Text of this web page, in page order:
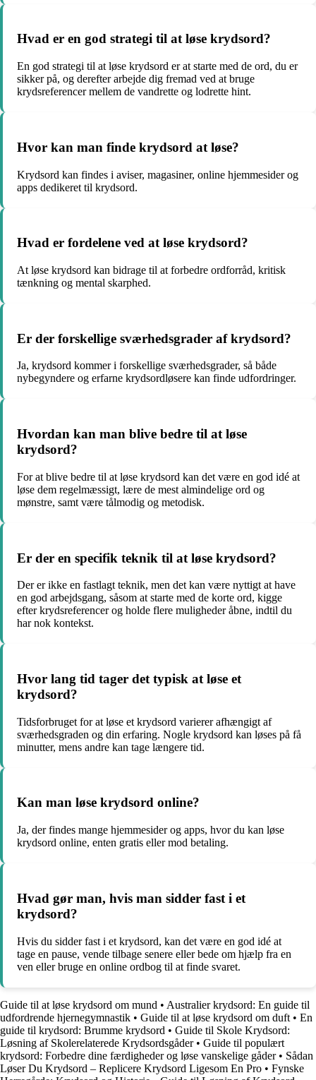
Hvad er en god strategi til at løse krydsord?
En god strategi til at løse krydsord er at starte med de ord, du er
sikker på, og derefter arbejde dig fremad ved at bruge
krydsreferencer mellem de vandrette og lodrette hint.
Hvor kan man finde krydsord at løse?
Krydsord kan findes i aviser, magasiner, online hjemmesider og
apps dedikeret til krydsord.
Hvad er fordelene ved at løse krydsord?
At løse krydsord kan bidrage til at forbedre ordforråd, kritisk
tænkning og mental skarphed.
Er der forskellige sværhedsgrader af krydsord?
Ja, krydsord kommer i forskellige sværhedsgrader, så både
nybegyndere og erfarne krydsordløsere kan finde udfordringer.
Hvordan kan man blive bedre til at løse
krydsord?
For at blive bedre til at løse krydsord kan det være en god idé at
løse dem regelmæssigt, lære de mest almindelige ord og
mønstre, samt være tålmodig og metodisk.
Er der en specifik teknik til at løse krydsord?
Der er ikke en fastlagt teknik, men det kan være nyttigt at have
en god arbejdsgang, såsom at starte med de korte ord, kigge
efter krydsreferencer og holde flere muligheder åbne, indtil du
har nok kontekst.
Hvor lang tid tager det typisk at løse et
krydsord?
Tidsforbruget for at løse et krydsord varierer afhængigt af
sværhedsgraden og din erfaring. Nogle krydsord kan løses på få
minutter, mens andre kan tage længere tid.
Kan man løse krydsord online?
Ja, der findes mange hjemmesider og apps, hvor du kan løse
krydsord online, enten gratis eller mod betaling.
Hvad gør man, hvis man sidder fast i et
krydsord?
Hvis du sidder fast i et krydsord, kan det være en god idé at
tage en pause, vende tilbage senere eller bede om hjælp fra en
ven eller bruge en online ordbog til at finde svaret.
Guide til at løse krydsord om mund • Australier krydsord: En guide til
udfordrende hjernegymnastik • Guide til at løse krydsord om duft • En
guide til krydsord: Brumme krydsord • Guide til Skole Krydsord:
Løsning af Skolerelaterede Krydsordsgåder• Guide til populært
krydsord: Forbedre dine færdigheder og løse vanskelige gåder• Sådan
Løser Du Krydsord – Replicere Krydsord Ligesom En Pro • Fynske